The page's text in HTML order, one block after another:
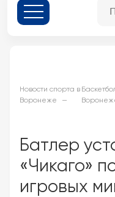
Новости спорта в
Воронеже
Батлер
«Чикаго»
игровых